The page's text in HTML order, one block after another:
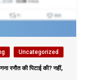
Uncategorized
रनौत की पिटाई की? नहीं,